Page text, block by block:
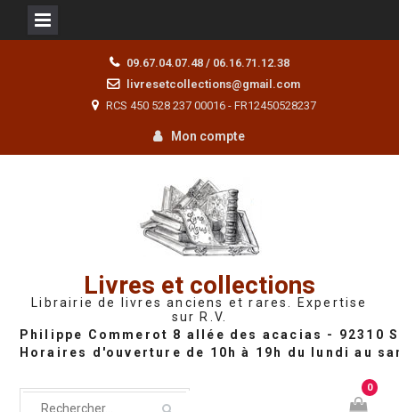
09.67.04.07.48 / 06.16.71.12.38
livresetcollections@gmail.com
RCS 450 528 237 00016 - FR12450528237
Mon compte
Livres et collections
Librairie de livres anciens et rares. Expertise
sur R.V.
0